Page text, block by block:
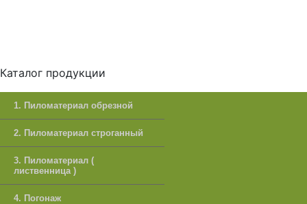
Каталог продукции
1. Пиломатериал обрезной
2. Пиломатериал строганный
3. Пиломатериал (
лиственница )
4. Погонаж